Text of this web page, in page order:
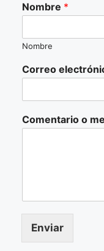
Nombre *
Nombre
Correo
Comentario o
Enviar